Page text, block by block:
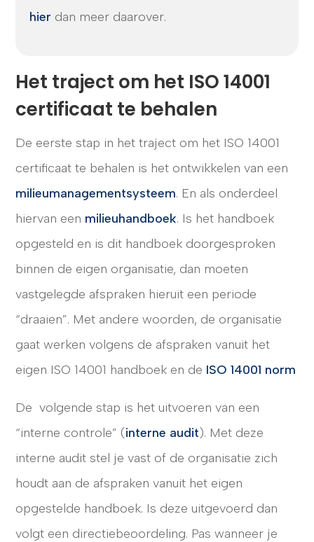
hier dan meer daarover.
Het traject om het ISO 14001
certificaat te behalen
De eerste stap in het traject om het ISO 14001
certificaat te behalen is het ontwikkelen van een
milieumanagementsysteem. En als onderdeel
hiervan een milieuhandboek. Is het handboek
opgesteld en is dit handboek doorgesproken
binnen de eigen organisatie, dan moeten
vastgelegde afspraken hieruit een periode
“draaien”. Met andere woorden, de organisatie
gaat werken volgens de afspraken vanuit het
eigen ISO 14001 handboek en de ISO 14001 norm
De volgende stap is het uitvoeren van een
“interne controle” (interne audit). Met deze
interne audit stel je vast of de organisatie zich
houdt aan de afspraken vanuit het eigen
opgestelde handboek. Is deze uitgevoerd dan
volgt een directiebeoordeling. Pas wanneer je